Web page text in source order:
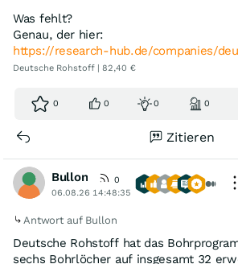
Was fehlt?
Genau, der hier:
https://research-hub.de/companies/
Deutsche Rohstoff | 82,40 €
0 0 0 0
Zitieren
Bullon
0
06.08.26 14:48:35
Antwort auf Bullon
Deutsche Rohstoff hat das
sechs Bohrlöcher auf insgesamt 32